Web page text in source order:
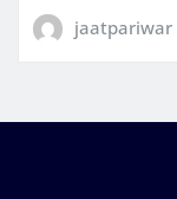
jaatpariwar